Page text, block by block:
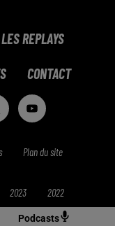
Podcasts
LES REPLAYS
CONTACT
Plan du site
2023 2022